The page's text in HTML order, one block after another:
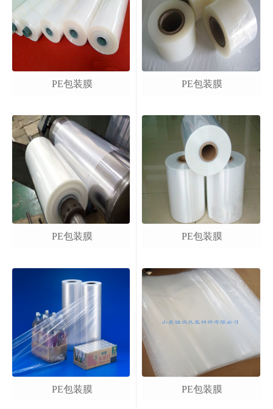
PE包装膜
PE包装膜
PE包装膜
PE包装膜
PE包装膜
PE包装膜